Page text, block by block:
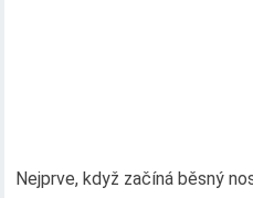
Nejprve, když začíná běsný